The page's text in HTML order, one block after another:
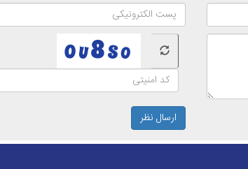
ارسال نظر